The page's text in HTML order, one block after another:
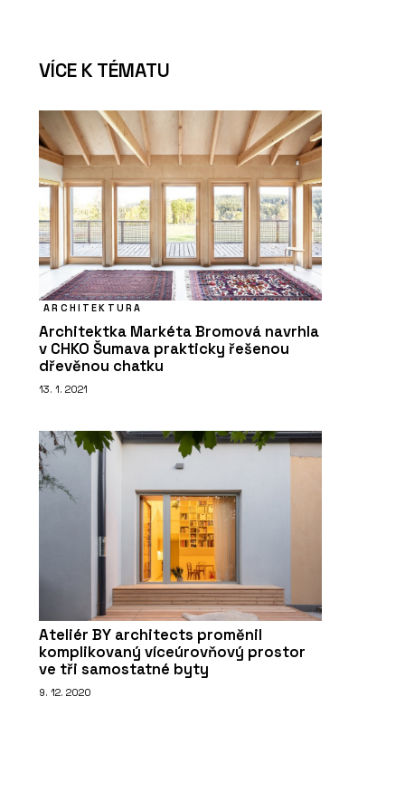
VÍCE K TÉMATU
ARCHITEKTURA
Architektka Markéta Bromová navrhla
v CHKO Šumava prakticky řešenou
dřevěnou chatku
13. 1. 2021
Ateliér BY architects proměnil
komplikovaný víceúrovňový prostor
ve tři samostatné byty
9. 12. 2020